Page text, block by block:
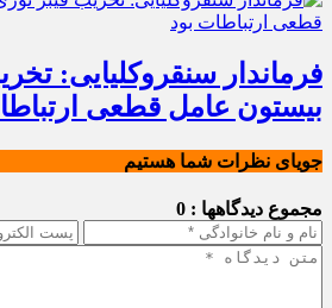
فرماندار سنقروکلیایی:
بیستون عامل قطعی
جویای نظرات شما هستیم
مجموع دیدگاهها : 0